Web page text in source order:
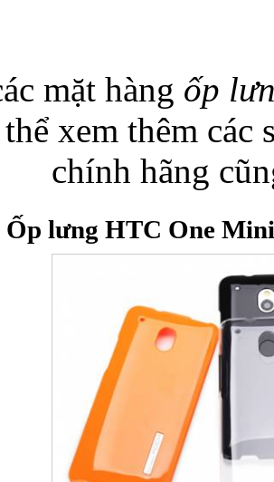
Bao da Samsung
Bao da Samsung
mặt hàng ốp
xem thêm các
chính hãng
Ốp lưng HTC One